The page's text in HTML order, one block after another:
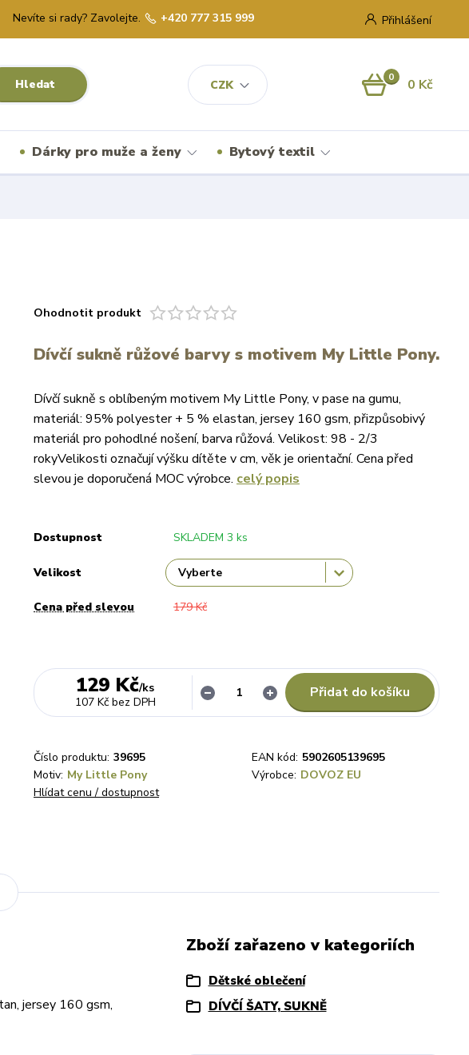
CZK
Přihlášení
Hledat
Nevíte si rady? Zavolejte. +420 777 315 999
0 0 Kč
Dárky pro muže a ženy Bytový textil
Ohodnotit produkt
Dívčí sukně růžové barvy s motivem My Little Pony.
Dívčí sukně s oblíbeným motivem My Little Pony, v pase na gumu,
materiál: 95% polyester + 5 % elastan, jersey 160 gsm, přizpůsobivý
materiál pro pohodlné nošení, barva růžová. Velikost: 98 - 2/3
rokyVelikosti označují výšku dítěte v cm, věk je orientační. Cena před
slevou je doporučená MOC výrobce. celý popis
Dostupnost SKLADEM 3 ks
Velikost
Cena před slevou 179 Kč
129 Kč/ks
107 Kč bez DPH
Přidat do košíku
Číslo produktu: 39695 EAN kód: 5902605139695
Motiv: My Little Pony Výrobce: DOVOZ EU
Hlídat cenu / dostupnost
jersey 160 gsm,
Zboží zařazeno v kategoriích
Dětské oblečení
DÍVČÍ ŠATY, SUKNĚ